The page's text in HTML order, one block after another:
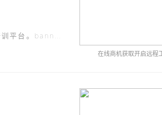
在线商机获取开启远程